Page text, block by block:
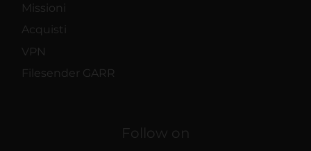
Missioni
Acquisti
VPN
Filesender GARR
Follow on